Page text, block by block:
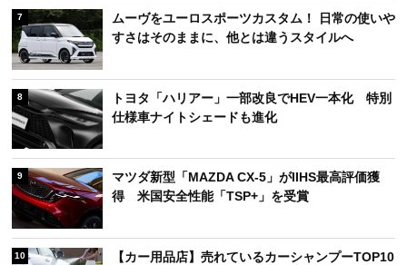
7
ムーヴをユーロスポーツカスタム！ 日常の使いや
すさはそのままに、他とは違うスタイルへ
8
トヨタ「ハリアー」一部改良でHEV一本化 特別
仕様車ナイトシェードも進化
9
マツダ新型「MAZDA CX-5」がIIHS最高評価獲
得 米国安全性能「TSP+」を受賞
10
【カー用品店】売れているカーシャンプーTOP10